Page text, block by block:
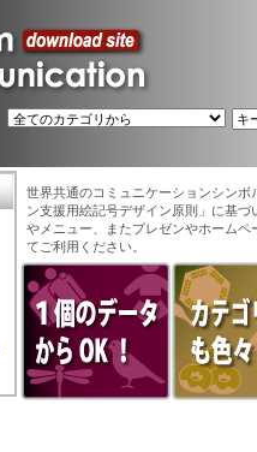
世界共通のコミュニケーションシン
ン支援用絵記号デザイン原則」に基
やメニュー、またプレゼンやホーム
てご利用ください。